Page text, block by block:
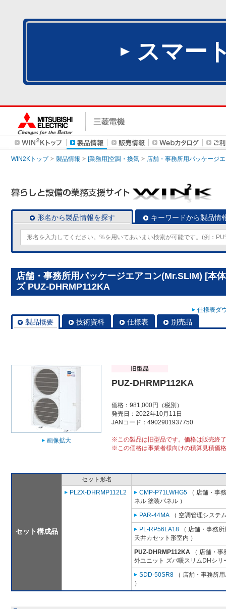
スマー
WIN2Kトップ 製品情報 [業務用]空調・換気 店舗・事務所用パッケージ
形名から製品情報を探す キーワードから製品情
店舗・事務所用パッケージエアコン(Mr.SLIM) [本
ズ PUZ-DHRMP112KA
仕様表ダ
製品概要 技術資料 仕様表 別売品
画像拡大
PUZ-DHRMP112KA
価格：981,000円（税別）
発売日：2022年10月11日
JANコード：4902901937750
※この製品は旧型品です。価格は販売終
※この価格は事業者様向けの積算見積価
セット構成品
セット形名
PLZX-DHRMP112L2
CMP-P71LWHG5 （ 店舗・事
ネル 塗装パネル ）
PAR-44MA （ 空調管理システ
PL-RP56LA18 （ 店舗・事務
天井カセット形室内 ）
PUZ-DHRMP112KA （ 店舗・
外ユニット ズバ暖スリムDHシリ
SDD-50SR8 （ 店舗・事務所
）